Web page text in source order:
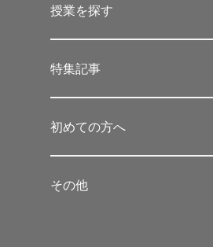
授業を探す
特集記事
初めての方へ
その他